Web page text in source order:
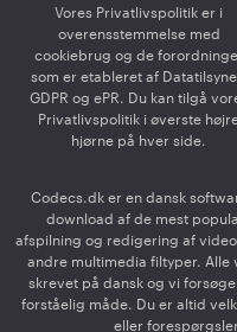
Vores Privatlivspolitik er i
overensstemmelse med
cookiebrug og de
som er etableret af
GDPR og ePR. Du kan tilgå
Privatlivspolitik i øverste
hjørne på hver side.
Codecs.dk er en dansk
download af de mest
afspilning og redigering af
andre multimedia filtyper. Alle
skrevet på dansk og vi
forståelig måde. Du er altid
eller